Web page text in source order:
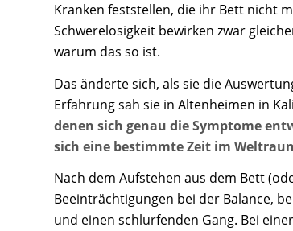
Kranken feststellen, die ihr Bett nicht
Schwerelosigkeit bewirken zwar
warum das so ist.
Das änderte sich, als sie die
Erfahrung sah sie in Altenheimen in
denen sich genau die Symptome
sich eine bestimmte Zeit im
Nach dem Aufstehen aus dem Bett
Beeinträchtigungen bei der Balance,
und einen schlurfenden Gang. Bei